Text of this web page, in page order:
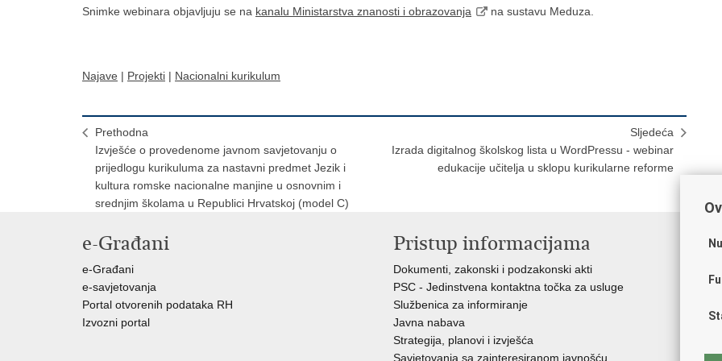
Snimke webinara objavljuju se na kanalu Ministarstva znanosti i obrazovanja na sustavu Meduza.
Najave | Projekti | Nacionalni kurikulum
Prethodna
Izvješće o provedenome javnom savjetovanju o
prijedlogu kurikuluma za nastavni predmet Jezik i
kultura romske nacionalne manjine u osnovnim i
srednjim školama u Republici Hrvatskoj (model C)
Sljedeća
Izrada digitalnog školskog lista u WordPressu - webinar
edukacije učitelja u sklopu kurikularne reforme
e-Građani
e-Građani
e-savjetovanja
Portal otvorenih podataka RH
Izvozni portal
Pristup informacijama
Dokumenti, zakonski i podzakonski akti
PSC - Jedinstvena kontaktna točka za usluge
Službenica za informiranje
Javna nabava
Strategija, planovi i izvješća
Savjetovanja sa zainteresiranom javnošću